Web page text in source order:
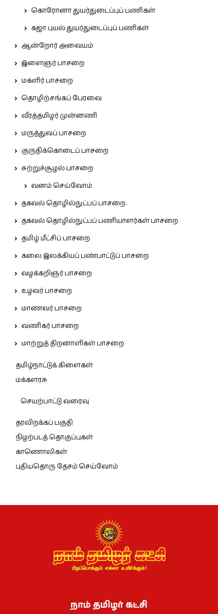
கொரோனா துயர்துடைப்புப் பணிகள்
கஜா புயல் துயர்துடைப்புப் பணிகள்
ஆன்றோர் அவையம்
இளைஞர் பாசறை
மகளிர் பாசறை
தொழிற்சங்கப் பேரவை
வீரத்தமிழர் முன்னணி
மருத்துவப் பாசறை
குருதிக்கொடைப் பாசறை
சுற்றுச்சூழல் பாசறை
வனம் செய்வோம்
தகவல் தொழில்நுட்பப் பாசறை.
தகவல் தொழில்நுட்பப் பணியாளர்கள் பாசறை
தமிழ் மீட்சிப் பாசறை
கலை இலக்கியப் பண்பாட்டுப் பாசறை
வழக்கறிஞர் பாசறை
உழவர் பாசறை
மாணவர் பாசறை
வணிகர் பாசறை
மாற்றுத் திறனாளிகள் பாசறை
தமிழ்நாட்டுக் கிளைகள்
மக்களரசு
செயற்பாட்டு வரைவு
தரவிறக்கப் பகுதி
நிழற்படத் தொகுப்புகள்
காணொலிகள்
புதியதொரு தேசம் செய்வோம்
நாம் தமிழர் கட்சி